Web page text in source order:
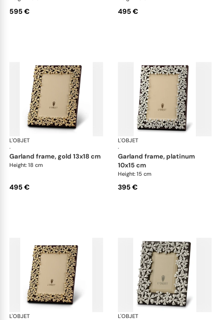
595 € 495 €
L'OBJET
·
Picture Frames
garland frame, gold 13x18 cm
Height: 18 cm
495 €
L'OBJET
·
garland frame, platinum
10x15 cm
Height: 15 cm
395 €
L'OBJET
Picture Frames
L'OBJET